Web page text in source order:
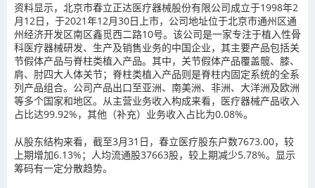
资料显示，北京市春立正达医疗器械股份有限公司成立于1998年2
月12日，于2021年12月30日上市，公司地址位于北京市通州区通
州经济开发区南区鑫觅西二路10号。该公司是一家专注于植入性骨
科医疗器械研发、生产及销售业务的中国企业，其主要产品包括关
节假体产品与脊柱类植入产品。其中，关节假体产品覆盖髋、膝、
肩、肘四大人体关节；脊柱类植入产品则是脊柱内固定系统的全系
列产品组合。公司产品出口至亚洲、南美洲、非洲、大洋洲及欧洲
等多个国家和地区。从主营业务收入构成来看，医疗器械产品收入
占比达99.92%，其他（补充）业务收入占比为0.08%。
从股东结构来看，截至3月31日，春立医疗股东户数7673.00，较
上期增加6.13%；人均流通股37663股，较上期减少5.78%。显示
筹码有一定分散趋势。